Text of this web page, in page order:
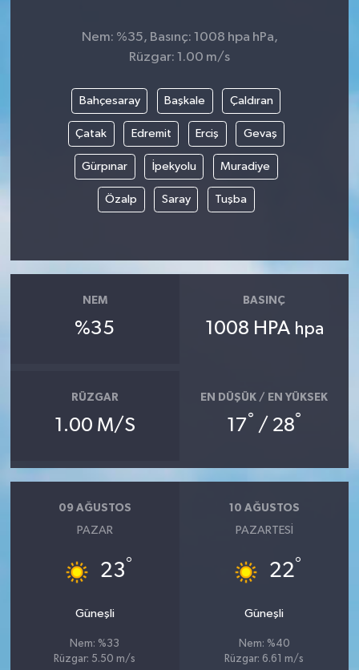
Nem: %35, Basınç: 1008 hpa hPa,
Rüzgar: 1.00 m/s
Bahçesaray Başkale Çaldıran
Çatak Edremit Erciş Gevaş
Gürpınar İpekyolu Muradiye
Özalp Saray Tuşba
NEM
%35
BASINÇ
1008 HPA hpa
RÜZGAR
1.00 M/S
EN DÜŞÜK / EN YÜKSEK
17° / 28°
09 AĞUSTOS
PAZAR
23°
Güneşli
Nem: %33
Rüzgar: 5.50 m/s
10 AĞUSTOS
PAZARTESI
22°
Güneşli
Nem: %40
Rüzgar: 6.61 m/s